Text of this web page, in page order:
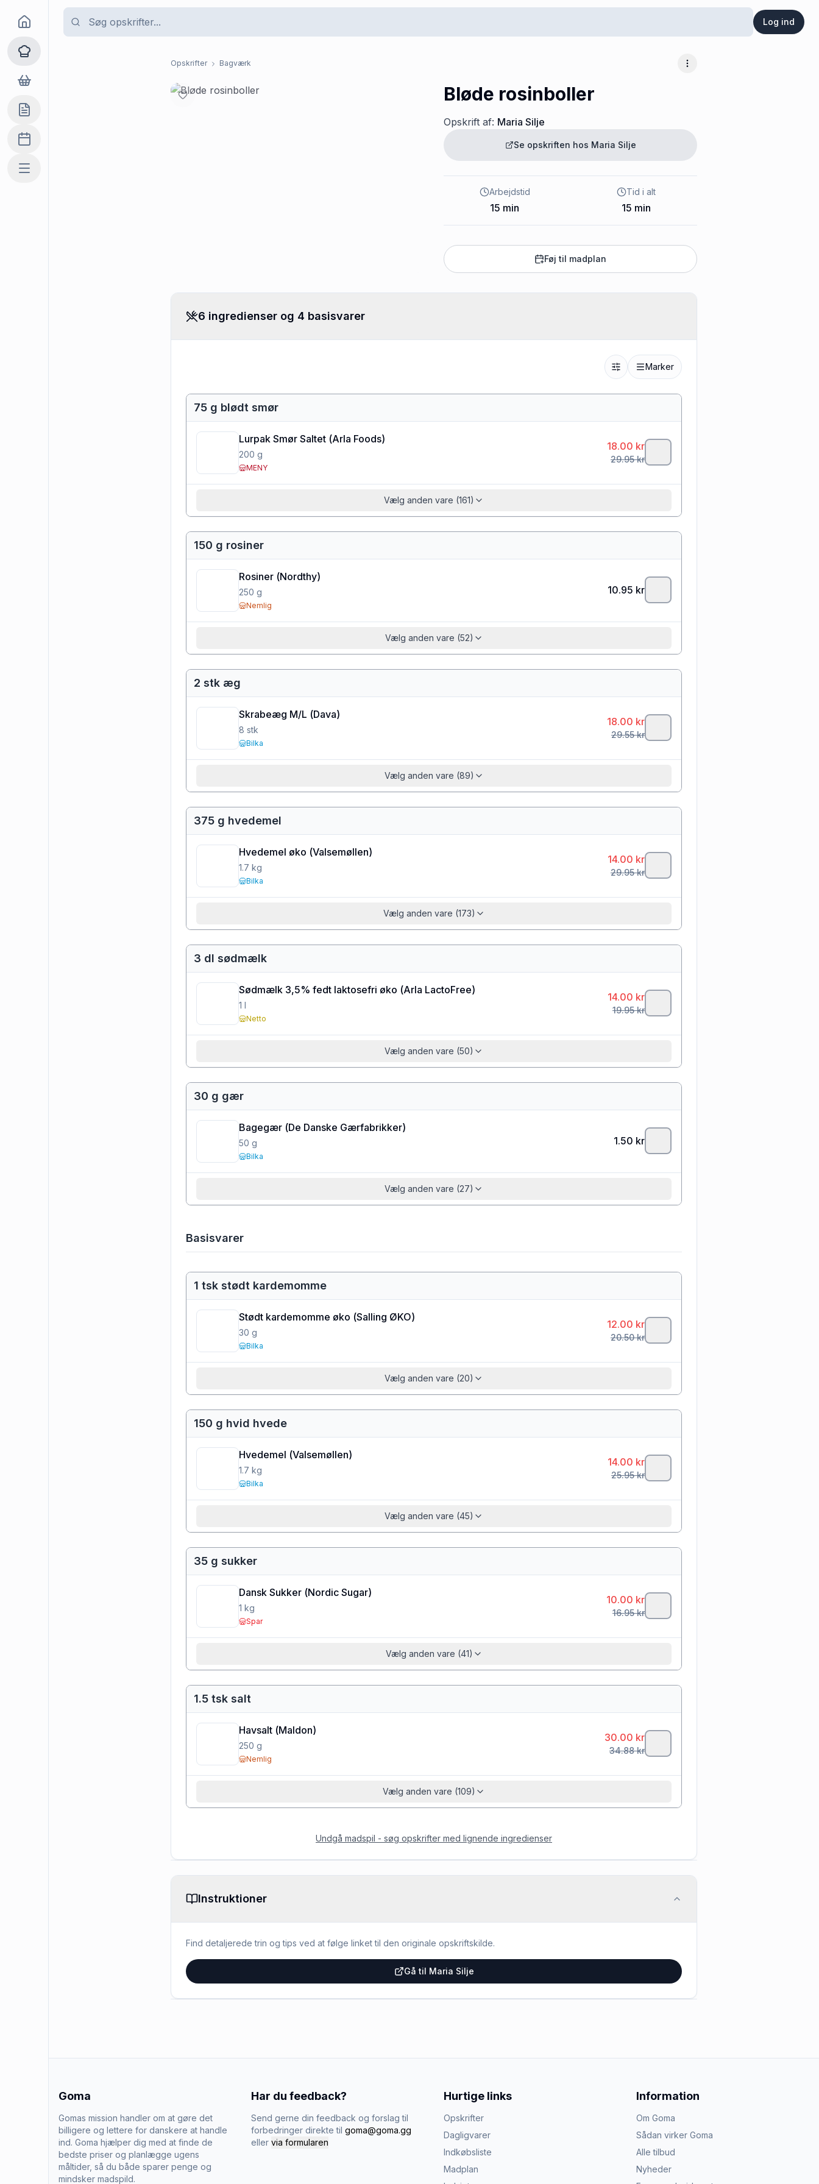
Log ind
Goma
Opskrifter
Dagligvarer
Indkøbslisten
Madplan
Mere
Opskrifter Bagværk Flere muligheder
Bløde rosinboller
Opskrift af: Maria Silje
Se opskriften hos Maria Silje
Arbejdstid
15 min
Tid i alt
15 min
Føj til madplan
6 ingredienser og 4 basisvarer
Marker
75 g blødt smør
Lurpak Smør Saltet (Arla Foods)
200 g
MENY
18.00 kr
29.95kr
Vælg anden vare (161)
150 g rosiner
Rosiner (Nordthy)
250 g
Nemlig
10.95 kr
Vælg anden vare (52)
2 stk æg
Skrabeæg M/L (Dava)
8 stk
Bilka
18.00 kr
29.55kr
Vælg anden vare (89)
375 g hvedemel
Hvedemel øko (Valsemøllen)
1.7 kg
Bilka
14.00 kr
29.95kr
Vælg anden vare (173)
3 dl sødmælk
Sødmælk 3,5% fedt laktosefri øko (Arla LactoFree)
1 l
Netto
14.00 kr
19.95kr
Vælg anden vare (50)
30 g gær
Bagegær (De Danske Gærfabrikker)
50 g
Bilka
1.50 kr
Vælg anden vare (27)
Basisvarer
1 tsk stødt kardemomme
Stødt kardemomme øko (Salling ØKO)
30 g
Bilka
12.00 kr
20.50kr
Vælg anden vare (20)
150 g hvid hvede
Hvedemel (Valsemøllen)
1.7 kg
Bilka
14.00 kr
25.95kr
Vælg anden vare (45)
35 g sukker
Dansk Sukker (Nordic Sugar)
1 kg
Spar
10.00 kr
16.95kr
Vælg anden vare (41)
1.5 tsk salt
Havsalt (Maldon)
250 g
Nemlig
30.00 kr
34.88kr
Vælg anden vare (109)
Undgå madspil - søg opskrifter med lignende ingredienser
Instruktioner
Find detaljerede trin og tips ved at følge linket til den originale opskriftskilde.
Gå til Maria Silje
Goma
Gomas mission handler om at gøre det
billigere og lettere for danskere at handle
ind. Goma hjælper dig med at finde de
bedste priser og planlægge ugens
måltider, så du både sparer penge og
mindsker madspild.
Har du feedback?
Send gerne din feedback og forslag til
forbedringer direkte til goma@goma.gg
eller via formularen
Hurtige links
Opskrifter
Dagligvarer
Indkøbsliste
Madplan
Information
Om Goma
Sådan virker Goma
Alle tilbud
Nyheder